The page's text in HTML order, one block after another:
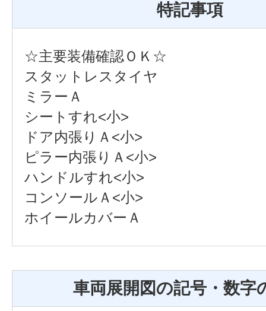
特記事項
☆主要装備確認ＯＫ☆
スタットレスタイヤ
ミラーＡ
シートすれ<小>
ドア内張りＡ<小>
ピラー内張りＡ<小>
ハンドルすれ<小>
コンソールＡ<小>
ホイールカバーＡ
車両展開図の記号・数字